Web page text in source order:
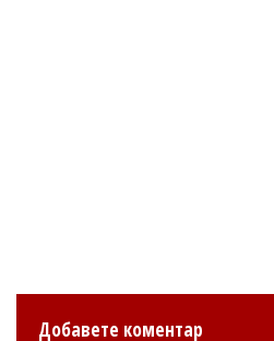
Добавете коментар